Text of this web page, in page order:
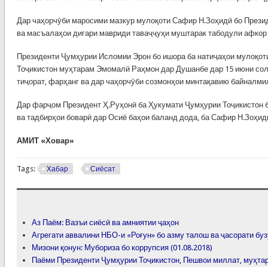
Дар чаҳорчӯби маросими мазкур мулоқоти Сафир Н.Зоҳидӣ бо
ва масъалаҳои дигари мавриди таваҷҷуҳи муштарак табодули
Президенти Ҷумҳурии Исломии Эрон бо ишора ба натиҷаҳои
Тоҷикистон муҳтарам Эмомалӣ Раҳмон дар Душанбе дар 15 июни
тиҷорат, фарҳанг ва дар чаҳорчӯби созмонҳои минтақавию
Дар фарҷом Президент Ҳ.Руҳонӣ ба Ҳукумати Ҷумҳурии Тоҷикистон
ва тадбирҳои боварӣ дар Осиё баҳои баланд дода, ба Сафир
АМИТ«Ховар»
Tags: Хабар Сиёсат
Аз Паём: Вазъи сиёсӣ ва амниятии ҷаҳон
Агрегати аввалини НБО-и «Роғун» бо азму талош ва ҷасорати
Мизони қонун: Мубориза бо коррупсия (01.08.2018)
Паёми Президенти Ҷумҳурии Тоҷикистон, Пешвои миллат,